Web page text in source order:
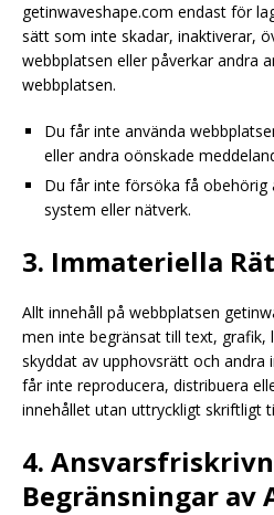
getinwaveshape.com endast för
sätt som inte skadar, inaktiverar,
webbplatsen eller påverkar andra
webbplatsen.
Du får inte använda
eller andra oönskade
Du får inte försöka få obehörig
system eller nätverk.
3. Immateriella
Allt innehåll på webbplatsen
men inte begränsat till text, grafik,
skyddat av upphovsrätt och andra
får inte reproducera, distribuera
innehållet utan uttryckligt skriftligt
4.
Begränsningar av